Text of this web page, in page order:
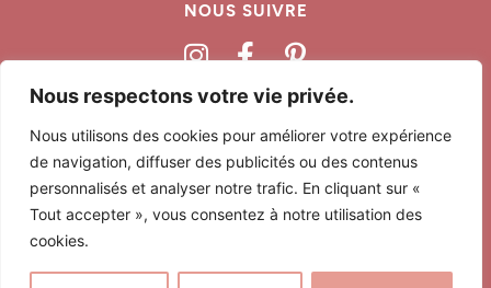
Nous respectons votre vie privée.
Nous utilisons des cookies pour améliorer votre expérience
de navigation, diffuser des publicités ou des contenus
personnalisés et analyser notre trafic. En cliquant sur «
Tout accepter », vous consentez à notre utilisation des
cookies.
NOUS SUIVRE
06 68 79 03 97
hello@lovelifevents.fr
Agence basée à Marquillies, près de Lille.
Nous nous déplaçons dans le Nord, la Belgique, sur la Cote d’Opale, à
Lille, Arras, Béthune, et partout ailleurs.